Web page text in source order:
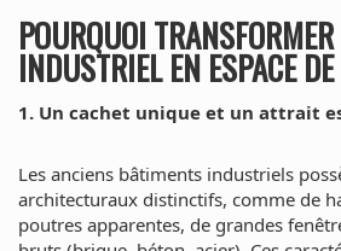
POURQUOI
INDUSTRIEL EN ESPACE
1. Un cachet unique et un attrait
Les anciens bâtiments industriels
architecturaux distinctifs, comme de
poutres apparentes, de grandes